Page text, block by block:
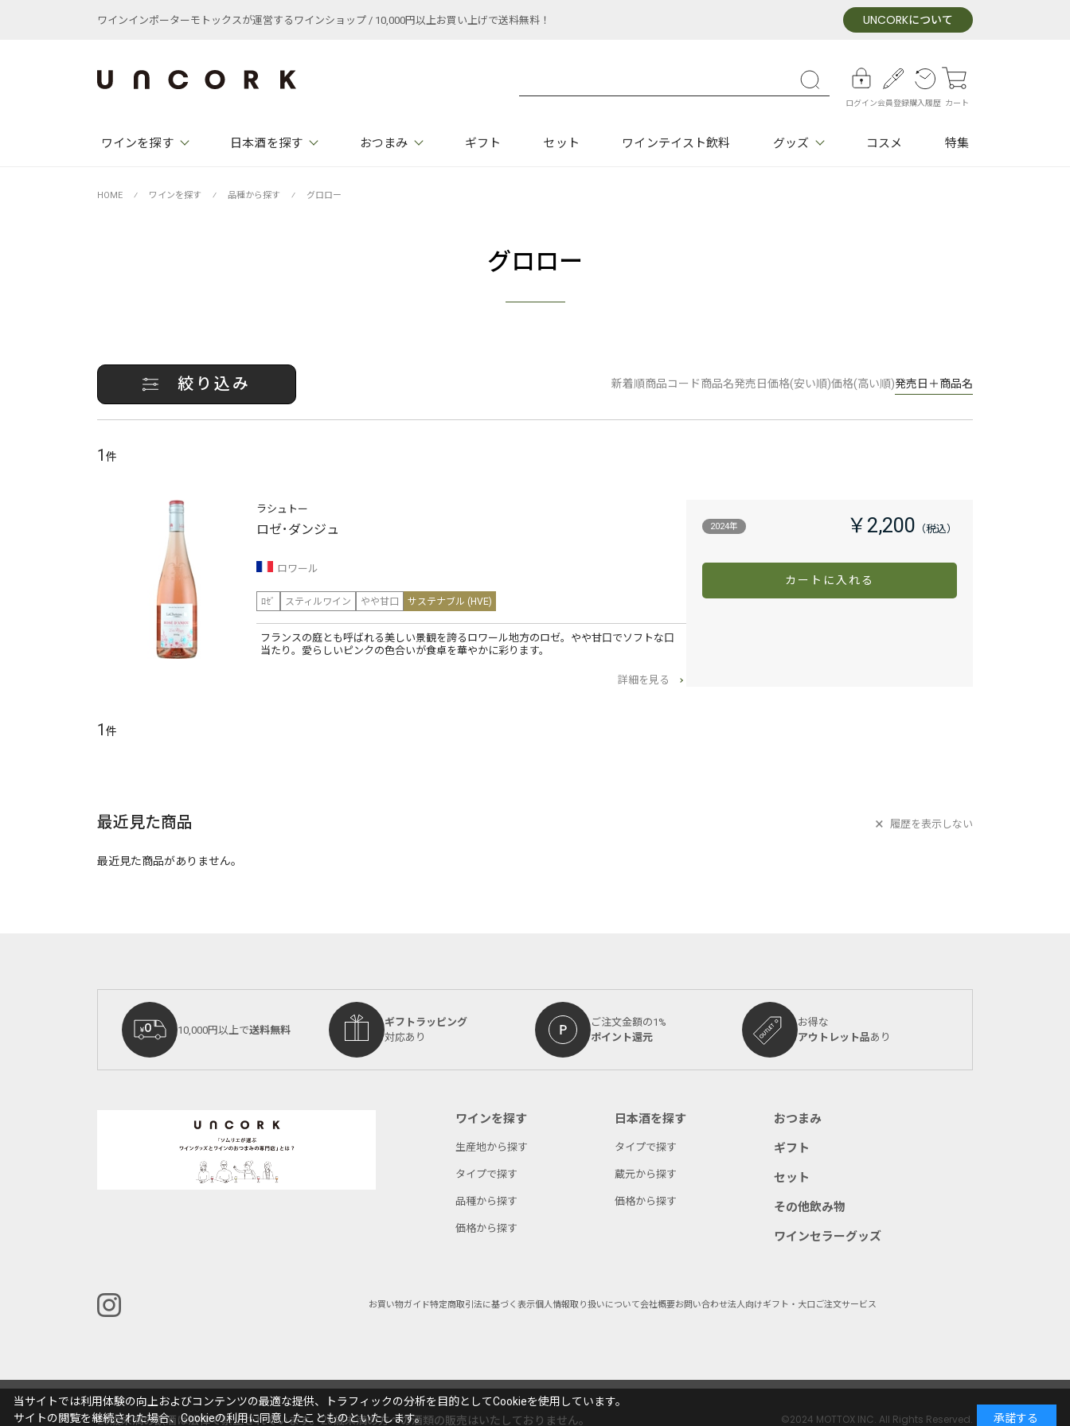
ワインインポーターモトックスが運営するワインショップ / 10,000円以上お買い上げで送料無料！ UNCORKについて
ログイン会員登録購入履歴 カート
ワインを探す 日本酒を探す おつまみ ギフト セット ワインテイスト飲料 グッズ コスメ 特集
HOME ⁄ ワインを探す ⁄ 品種から探す ⁄ グロロー
グロロー
絞り込み 新着順商品コード商品名発売日価格(安い順)価格(高い順)発売日＋商品名
1件
ラシュトー
ロゼ･ダンジュ
ロワール
ﾛｾﾞ スティルワイン やや甘口 サステナブル (HVE)
フランスの庭とも呼ばれる美しい景観を誇るロワール地方のロゼ。やや甘口でソフトな口
当たり。愛らしいピンクの色合いが食卓を華やかに彩ります。
詳細を見る
2024年 ￥2,200
カートに入れる
1件
最近見た商品 履歴を表示しない
最近見た商品がありません。
10,000円以上で送料無料
ギフトラッピング
対応あり
ご注文金額の1%
ポイント還元
お得な
アウトレット品あり
ワインを探す
生産地から探す
タイプで探す
品種から探す
価格から探す
日本酒を探す
タイプで探す
蔵元から探す
価格から探す
おつまみ
ギフト
セット
その他飲み物
ワインセラーグッズ
お買い物ガイド特定商取引法に基づく表示個人情報取り扱いについて会社概要お問い合わせ法人向けギフト・大口ご注文サービス
20歳未満の飲酒は法律で禁止されています。20歳未満の方への酒類の販売はいたしておりません。 ©2024 MOTTOX INC. All Rights Reserved.
当サイトでは利用体験の向上およびコンテンツの最適な提供、トラフィックの分析を目的としてCookieを使用しています。
サイトの閲覧を継続された場合、Cookieの利用に同意したことものといたします。
承諾する